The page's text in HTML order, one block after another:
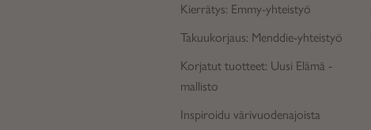
Kierrätys: Emmy-yhteistyö
Takuukorjaus: Menddie-yhteistyö
Korjatut tuotteet: Uusi Elämä -
mallisto
Inspiroidu värivuodenajoista